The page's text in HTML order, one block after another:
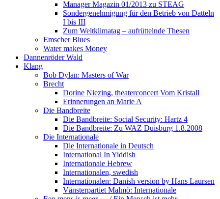
Manager Magazin 01/2013 zu STEAG
Sondergenehmigung für den Betrieb von Datteln
I bis III
Zum Weltklimatag – aufrüttelnde Thesen
Emscher Blues
Water makes Money
Dannenröder Wald
Klang
Bob Dylan: Masters of War
Brecht
Dorine Niezing, theaterconcert Vom Kristall
Erinnerungen an Marie A
Die Bandbreite
Die Bandbreite: Social Security: Hartz 4
Die Bandbreite: Zu WAZ Duisburg 1.8.2008
Die Internationale
Die Internationale in Deutsch
International In Yiddish
Internationale Hebrew
Internationalen, swedish
Internationalen: Danish version by Hans Laursen
Vänsterpartiet Malmö: Internationale